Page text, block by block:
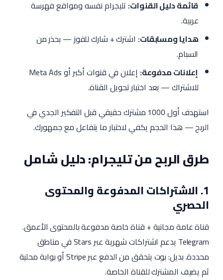
قائمة دليل القنوات: تليجرام نفسه ومواقع فهرسة
عربية.
هدايا ومسابقات: اشترك + شارك للفوز — بحذر من
السبام.
إعلانات مدفوعة:
إعلان في قنوات أكبر أو Meta Ads
للاشتراك — بعد اختبار تحويل القناة.
استهدف أول 1000 مشترك حقيقي قبل التفكير الجدي في
الربح — هذا الحجم يكفي لاختبار ما يتفاعل مع جمهورك.
طرق الربح من تليجرام: دليل شامل
1. الاشتراكات المدفوعة والمحتوى
الحصري
قناة عامة مجانية + قناة خاصة مدفوعة بالمحتوى الأعمق.
Telegram يدعم اشتراكات شهرية عبر Stars في مناطق
محددة. بديل: بوت يتحقق من الدفع عبر Stripe أو بوابة محلية
ثم يضيف المشترك للقناة الخاصة.